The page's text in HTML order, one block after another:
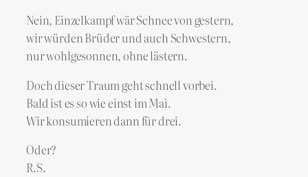
Nein, Einzelkampf wär Schnee von gestern,
wir würden Brüder und auch Schwestern,
nur wohlgesonnen, ohne lästern.
Doch dieser Traum geht schnell vorbei.
Bald ist es so wie einst im Mai.
Wir konsumieren dann für drei.
Oder?
R.S.